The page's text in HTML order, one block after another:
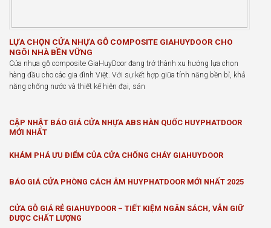
LỰA CHỌN CỬA NHỰA GỖ COMPOSITE GIAHUYDOOR CHO
NGÔI NHÀ BỀN VỮNG
Cửa nhựa gỗ composite GiaHuyDoor đang trở thành xu hướng lựa chọn
hàng đầu cho các gia đình Việt. Với sự kết hợp giữa tính năng bền bỉ, khả
năng chống nước và thiết kế hiện đại, sản
CẬP NHẬT BÁO GIÁ CỬA NHỰA ABS HÀN QUỐC HUYPHATDOOR
MỚI NHẤT
KHÁM PHÁ ƯU ĐIỂM CỦA CỬA CHỐNG CHÁY GIAHUYDOOR
BÁO GIÁ CỬA PHÒNG CÁCH ÂM HUYPHATDOOR MỚI NHẤT 2025
CỬA GỖ GIÁ RẺ GIAHUYDOOR – TIẾT KIỆM NGÂN SÁCH, VẪN GIỮ
ĐƯỢC CHẤT LƯỢNG